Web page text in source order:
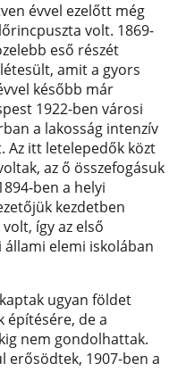
évvel ezelőtt még
volt. 1869-
eső részét
amit a gyors
később már
1922-ben városi
a lakosság intenzív
Az itt letelepedők közt
az ő összefogásuk
ben a helyi
kezdetben
így az első
elemi iskolában
ugyan földet
építésére, de a
nem gondolhattak.
erősödtek, 1907-ben a